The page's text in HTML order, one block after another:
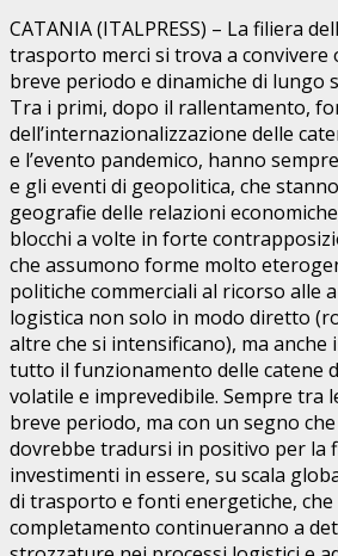
WhatsApp
CATANIA (ITALPRESS) – La filiera
trasporto merci si trova a convivere
breve periodo e dinamiche di lungo
Tra i primi, dopo il rallentamento,
dell’internazionalizzazione delle
e l’evento pandemico, hanno
e gli eventi di geopolitica, che
geografie delle relazioni
blocchi a volte in forte
che assumono forme molto
politiche commerciali al ricorso alle
logistica non solo in modo diretto
altre che si intensificano), ma
tutto il funzionamento delle catene
volatile e imprevedibile. Sempre tra
breve periodo, ma con un segno
dovrebbe tradursi in positivo per la
investimenti in essere, su scala
di trasporto e fonti energetiche,
completamento continueranno a